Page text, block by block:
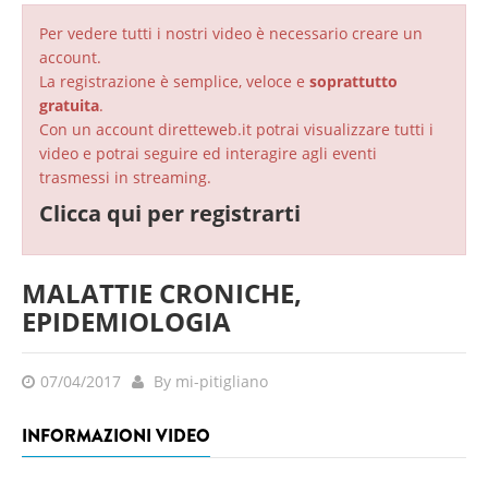
Per vedere tutti i nostri video è necessario creare un
account.
La registrazione è semplice, veloce e soprattutto
gratuita.
Con un account diretteweb.it potrai visualizzare tutti i
video e potrai seguire ed interagire agli eventi
trasmessi in streaming.
Clicca qui per registrarti
MALATTIE CRONICHE,
EPIDEMIOLOGIA
07/04/2017 By mi-pitigliano
INFORMAZIONI VIDEO